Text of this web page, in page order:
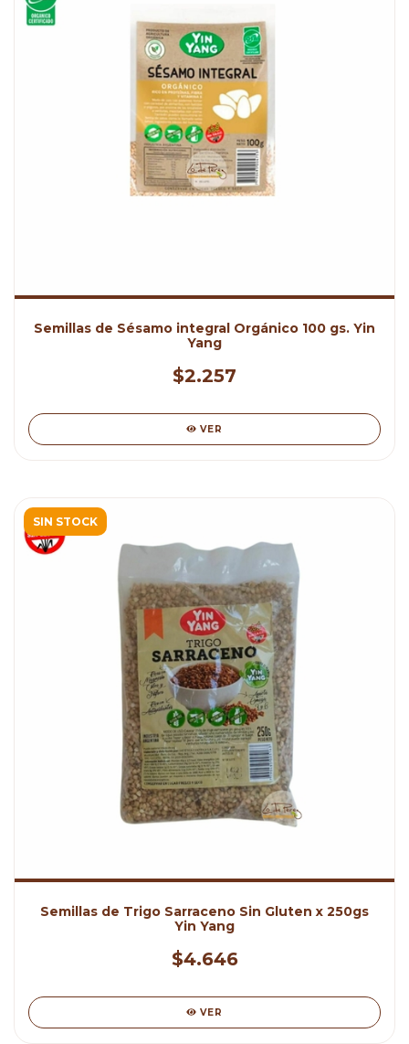
Semillas de Sésamo integral Orgánico 100 gs. Yin
Yang
$2.257
VER
SIN STOCK
Semillas de Trigo Sarraceno Sin Gluten x 250gs
Yin Yang
$4.646
VER